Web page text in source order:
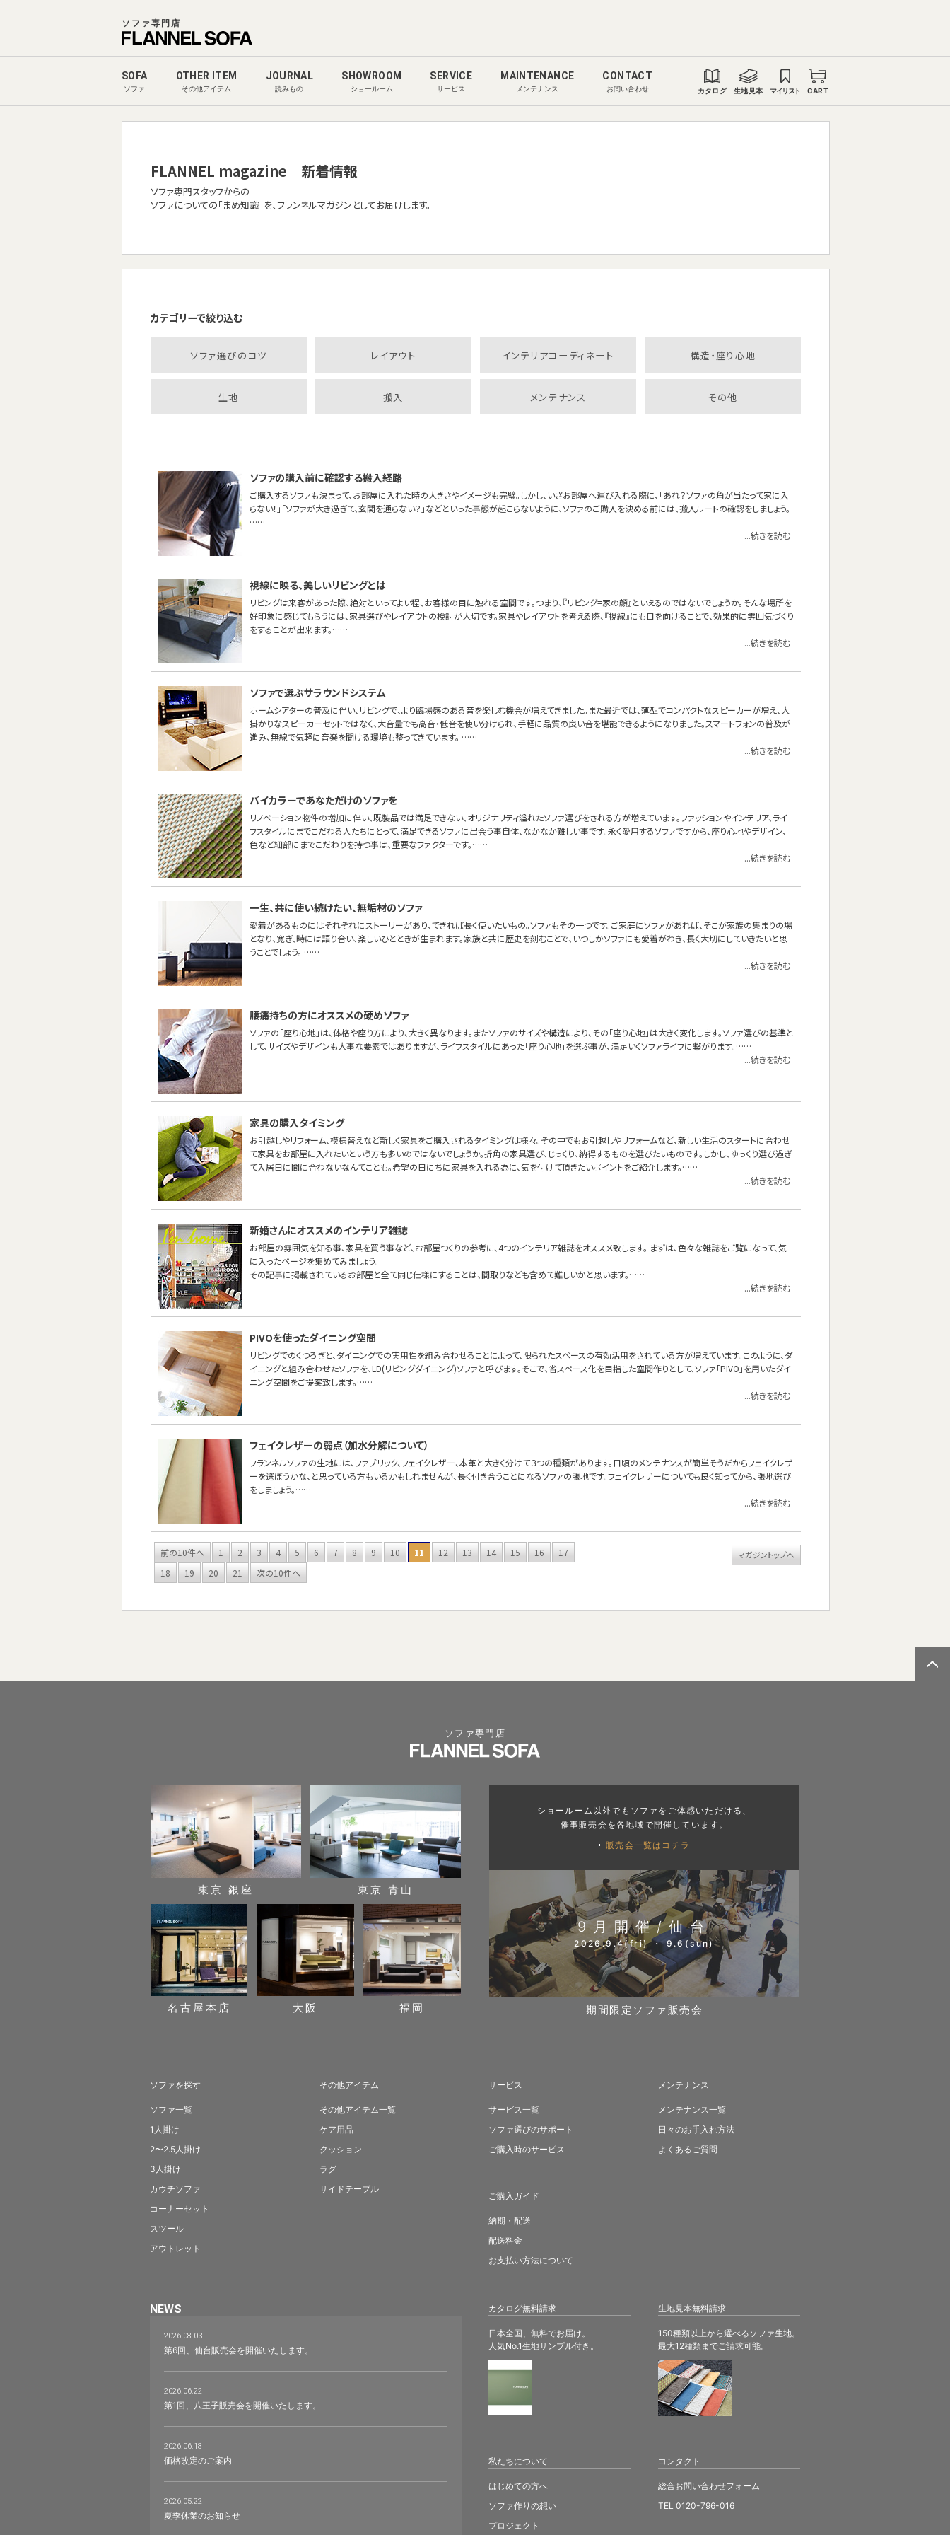
ソファ専門店
SOFA
ソファ
OTHER ITEM
その他アイテム
JOURNAL
読みもの
SHOWROOM
ショールーム
SERVICE
サービス
MAINTENANCE
メンテナンス
CONTACT
お問い合わせ カタログ 生地見本 マイリスト CART
FLANNEL magazine 新着情報
ソファ専門スタッフからの
ソファについての「まめ知識」を、フランネルマガジンとしてお届けします。
カテゴリーで絞り込む
ソファ選びのコツ レイアウト インテリアコーディネート 構造・座り心地
生地 搬入 メンテナンス その他
ソファの購入前に確認する搬入経路
ご購入するソファも決まって、お部屋に入れた時の大きさやイメージも完璧。しかし、いざお部屋へ運び入れる際に、「あれ？ソファの角が当たって家に入
らない！」「ソファが大き過ぎて、玄関を通らない？」などといった事態が起こらないように、ソファのご購入を決める前には、搬入ルートの確認をしましょう。
……
...続きを読む
視線に映る、美しいリビングとは
リビングは来客があった際、絶対といってよい程、お客様の目に触れる空間です。つまり、『リビング=家の顔』といえるのではないでしょうか。そんな場所を
好印象に感じてもらうには、家具選びやレイアウトの検討が大切です。家具やレイアウトを考える際、『視線』にも目を向けることで、効果的に雰囲気づくり
をすることが出来ます。……
...続きを読む
ソファで選ぶサラウンドシステム
ホームシアターの普及に伴い、リビングで、より臨場感のある音を楽しむ機会が増えてきました。また最近では、薄型でコンパクトなスピーカーが増え、大
掛かりなスピーカーセットではなく、大音量でも高音・低音を使い分けられ、手軽に品質の良い音を堪能できるようになりました。スマートフォンの普及が
進み、無線で気軽に音楽を聞ける環境も整ってきています。 ……
...続きを読む
バイカラーであなただけのソファを
リノベーション物件の増加に伴い、既製品では満足できない、オリジナリティ溢れたソファ選びをされる方が増えています。ファッションやインテリア、ライ
フスタイルにまでこだわる人たちにとって、満足できるソファに出会う事自体、なかなか難しい事です。永く愛用するソファですから、座り心地やデザイン、
色など細部にまでこだわりを持つ事は、重要なファクターです。……
...続きを読む
一生、共に使い続けたい、無垢材のソファ
愛着があるものにはそれぞれにストーリーがあり、できれば長く使いたいもの。ソファもその一つです。ご家庭にソファがあれば、そこが家族の集まりの場
となり、寛ぎ、時には語り合い、楽しいひとときが生まれます。家族と共に歴史を刻むことで、いつしかソファにも愛着がわき、長く大切にしていきたいと思
うことでしょう。 ……
...続きを読む
腰痛持ちの方にオススメの硬めソファ
ソファの「座り心地」は、体格や座り方により、大きく異なります。またソファのサイズや構造により、その「座り心地」は大きく変化します。ソファ選びの基準と
して、サイズやデザインも大事な要素ではありますが、ライフスタイルにあった「座り心地」を選ぶ事が、満足いくソファライフに繋がります。……
...続きを読む
家具の購入タイミング
お引越しやリフォーム、模様替えなど新しく家具をご購入されるタイミングは様々。その中でもお引越しやリフォームなど、新しい生活のスタートに合わせ
て家具をお部屋に入れたいという方も多いのではないでしょうか。折角の家具選び、じっくり、納得するものを選びたいものです。しかし、ゆっくり選び過ぎ
て入居日に間に合わないなんてことも。希望の日にちに家具を入れる為に、気を付けて頂きたいポイントをご紹介します。……
...続きを読む
新婚さんにオススメのインテリア雑誌
お部屋の雰囲気を知る事、家具を買う事など、お部屋つくりの参考に、4つのインテリア雑誌をオススメ致します。 まずは、色々な雑誌をご覧になって、気
に入ったページを集めてみましょう。
その記事に掲載されているお部屋と全て同じ仕様にすることは、間取りなども含めて難しいかと思います。……
...続きを読む
PIVOを使ったダイニング空間
リビングでのくつろぎと、ダイニングでの実用性を組み合わせることによって、限られたスペースの有効活用をされている方が増えています。このように、ダ
イニングと組み合わせたソファを、LD(リビングダイニング)ソファと呼びます。そこで、省スペース化を目指した空間作りとして、ソファ「PIVO」を用いたダイ
ニング空間をご提案致します。……
...続きを読む
フェイクレザーの弱点（加水分解について）
フランネルソファの生地には、ファブリック、フェイクレザー、本革と大きく分けて３つの種類があります。日頃のメンテナンスが簡単そうだからフェイクレザ
ーを選ぼうかな、と思っている方もいるかもしれませんが、長く付き合うことになるソファの張地です。フェイクレザーについても良く知ってから、張地選び
をしましょう。……
...続きを読む
前の10件へ 1 2 3 4 5 6 7 8 9 10 11 12 13 14 15 16
17
18
19 20 21 次の10件へ
マガジントップへ
ソファ専門店
カタログ無料請求
日本全国、無料でお届け。
人気No.1生地サンプル付き。
生地見本無料請求
150種類以上から選べるソファ生地。
最大12種類までご請求可能。
東京 銀座 東京 青山
名古屋本店 大阪 福岡
ショールーム以外でもソファをご体感いただける、
催事販売会を各地域で開催しています。
販売会一覧はコチラ
9月開催/仙台
2026.9.4(fri) ・ 9.6(sun)
期間限定ソファ販売会
ソファを探す
ソファ一覧
1人掛け
2〜2.5人掛け
3人掛け
カウチソファ
コーナーセット
スツール
アウトレット
その他アイテム
その他アイテム一覧
ケア用品
クッション
ラグ
サイドテーブル
サービス
サービス一覧
ソファ選びのサポート
ご購入時のサービス
ご購入ガイド
納期・配送
配送料金
お支払い方法について
メンテナンス
メンテナンス一覧
日々のお手入れ方法
よくあるご質問
NEWS
2026.08.03
第6回、仙台販売会を開催いたします。
2026.06.22
第1回、八王子販売会を開催いたします。
2026.06.18
価格改定のご案内
2026.05.22
夏季休業のお知らせ
私たちについて
はじめての方へ
ソファ作りの想い
プロジェクト
コンタクト
総合お問い合わせフォーム
TEL 0120-796-016